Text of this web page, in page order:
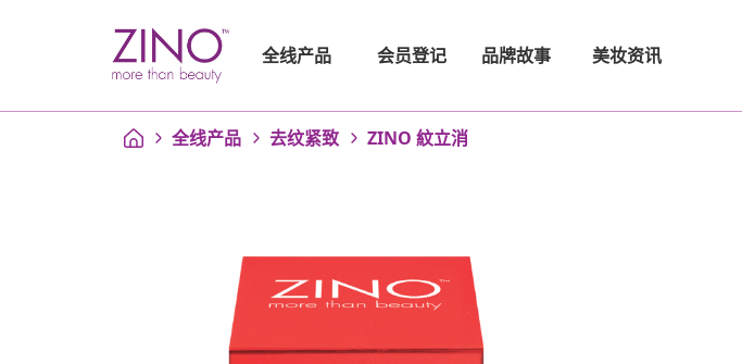
全线产品 会员登记 品牌故事 美妆资讯
全线产品 去纹紧致 ZINO 紋立消